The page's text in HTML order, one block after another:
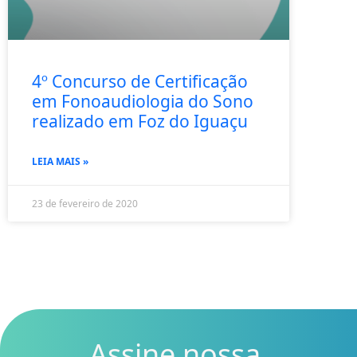
4º Concurso de Certificação
em Fonoaudiologia do Sono
realizado em Foz do Iguaçu
LEIA MAIS »
23 de fevereiro de 2020